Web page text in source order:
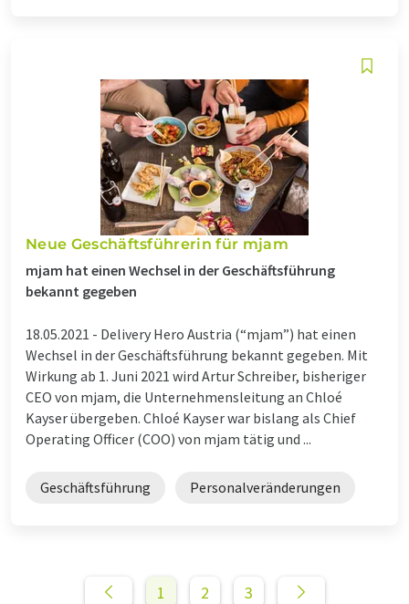
Neue Geschäftsführerin für mjam
mjam hat einen Wechsel in der Geschäftsführung
bekannt gegeben
18.05.2021 - Delivery Hero Austria (“mjam”) hat einen
Wechsel in der Geschäftsführung bekannt gegeben. Mit
Wirkung ab 1. Juni 2021 wird Artur Schreiber, bisheriger
CEO von mjam, die Unternehmensleitung an Chloé
Kayser übergeben. Chloé Kayser war bislang als Chief
Operating Officer (COO) von mjam tätig und ...
Geschäftsführung Personalveränderungen
1 2 3